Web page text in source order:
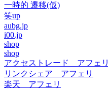
一時的 遷移(仮)
笑up
aubg.jp
i00.jp
shop
shop
アクセストレード アフェリ
リンクシェア アフェリ
楽天 アフェリ